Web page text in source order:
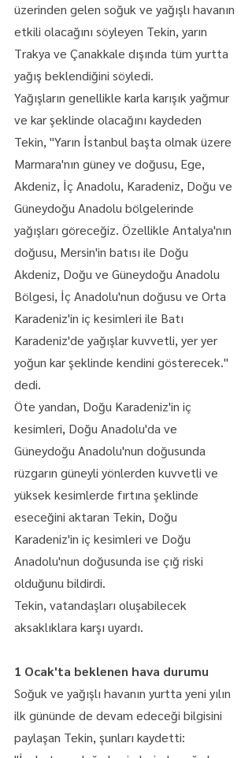
üzerinden gelen soğuk ve yağışlı havanın
etkili olacağını söyleyen Tekin, yarın
Trakya ve Çanakkale dışında tüm yurtta
yağış beklendiğini söyledi.
Yağışların genellikle karla karışık yağmur
ve kar şeklinde olacağını kaydeden
Tekin, "Yarın İstanbul başta olmak üzere
Marmara'nın güney ve doğusu, Ege,
Akdeniz, İç Anadolu, Karadeniz, Doğu ve
Güneydoğu Anadolu bölgelerinde
yağışları göreceğiz. Özellikle Antalya'nın
doğusu, Mersin'in batısı ile Doğu
Akdeniz, Doğu ve Güneydoğu Anadolu
Bölgesi, İç Anadolu'nun doğusu ve Orta
Karadeniz'in iç kesimleri ile Batı
Karadeniz'de yağışlar kuvvetli, yer yer
yoğun kar şeklinde kendini gösterecek."
dedi.
Öte yandan, Doğu Karadeniz'in iç
kesimleri, Doğu Anadolu'da ve
Güneydoğu Anadolu'nun doğusunda
rüzgarın güneyli yönlerden kuvvetli ve
yüksek kesimlerde fırtına şeklinde
eseceğini aktaran Tekin, Doğu
Karadeniz'in iç kesimleri ve Doğu
Anadolu'nun doğusunda ise çığ riski
olduğunu bildirdi.
Tekin, vatandaşları oluşabilecek
aksaklıklara karşı uyardı.
1 Ocak'ta beklenen hava durumu
Soğuk ve yağışlı havanın yurtta yeni yılın
ilk gününde de devam edeceği bilgisini
paylaşan Tekin, şunları kaydetti: